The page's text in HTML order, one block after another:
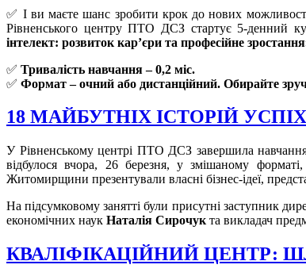
✅ І ви маєте шанс зробити крок до нових
Рівненського центру ПТО ДСЗ стартує 5-денний
інтелект: розвиток кар’єри та професійне
✅ Тривалість навчання – 0,2 міс.
✅ Формат – очний або дистанційний. Обирайте
18 МАЙБУТНІХ ІСТОРІЙ
У Рівненському центрі ПТО ДСЗ завершила навчання
відбулося вчора, 26 березня, у змішаному
Житомирщини презентували власні бізнес-ідеї,
На підсумковому занятті були присутні заступник
економічних наук Наталія Сирочук та викладач
КВАЛІФІКАЦІЙНИЙ ЦЕНТР: